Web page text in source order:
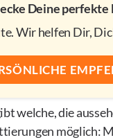
Deine
Wir helfen Dir,
welche, die
möglich: